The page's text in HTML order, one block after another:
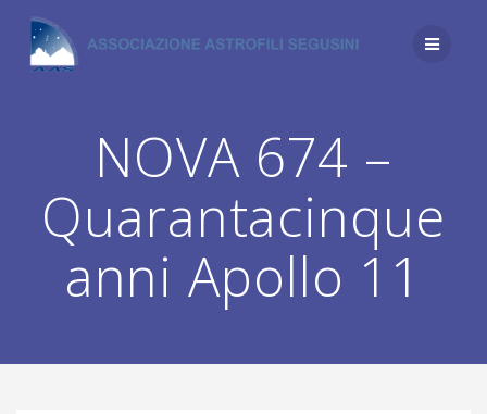
contenuto
NOVA 674 –
Quarantacinque
anni Apollo 11